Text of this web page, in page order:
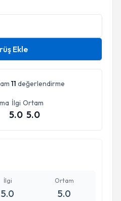
Ekle
11 değerlendirme
İlgi
5.0
Ortam
5.0
İlgi
5.0
Ortam
5.0